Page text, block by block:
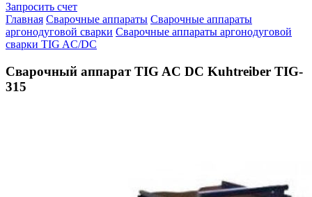
Запросить счет
Главная Сварочные аппараты Сварочные аппараты
аргонодуговой сварки Сварочные аппараты аргонодуговой
сварки TIG AC/DC
Сварочный аппарат TIG AC DC Kuhtreiber TIG-
315